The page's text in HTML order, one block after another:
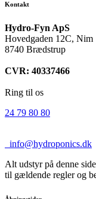
Kontakt
Hydro-Fyn ApS
Hovedgaden 12C, Nim
8740 Brædstrup
CVR: 40337466
Ring til os
24 79 80 80
info@hydroponics.dk
Alt udstyr på denne
til gældende regler og